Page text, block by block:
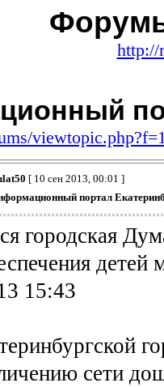
http://
[ 10 сен 2013, 00:01 ]
портал
городская
детей
15:43
сети